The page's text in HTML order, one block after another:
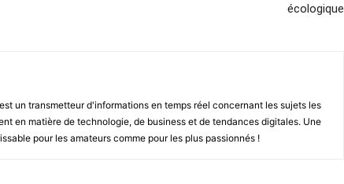
écologique
un transmetteur d'informations en temps réel concernant les sujets les
en matière de technologie, de business et de tendances digitales. Une
pour les amateurs comme pour les plus passionnés !